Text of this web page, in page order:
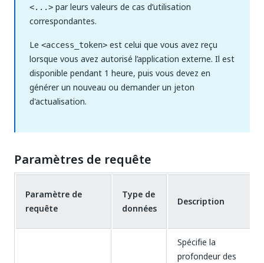
<...> par leurs valeurs de cas d’utilisation
correspondantes.
Le <access_token> est celui que vous avez reçu
lorsque vous avez autorisé l’application externe. Il est
disponible pendant 1 heure, puis vous devez en
générer un nouveau ou demander un jeton
d'actualisation.
Paramètres de requête
Paramètre de
requête
Type de
données
Description
Spécifie la
profondeur des